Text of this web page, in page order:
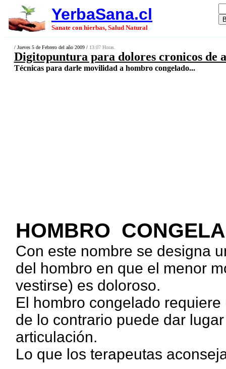
YerbaSana.cl
Sanate con hierbas, Salud Natural
/ Jueves 5 de Febrero del año 2009 / 13:07 Horas.
Digitopuntura para dolores cronicos de
Técnicas para darle movilidad a hombro congelado...
HOMBRO
Con este nombre se designa
del hombro en que el menor
vestirse) es doloroso.
El hombro congelado
de lo contrario puede dar
articulación.
Lo que los terapeutas